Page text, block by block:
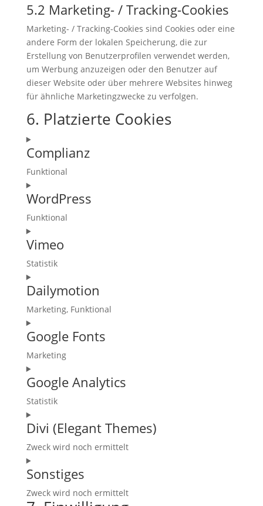
5.2 Marketing- / Tracking-Cookies
Marketing- / Tracking-Cookies sind Cookies oder eine
andere Form der lokalen Speicherung, die zur
Erstellung von Benutzerprofilen verwendet werden,
um Werbung anzuzeigen oder den Benutzer auf
dieser Website oder über mehrere Websites hinweg
für ähnliche Marketingzwecke zu verfolgen.
6. Platzierte Cookies
Complianz
Funktional
Consent
to
service
WordPress
Funktional
Consent
to
service
Vimeo
Statistik
Consent
to
service
Dailymotion
Marketing, Funktional
Consent
to
service
dailymotion
Google Fonts
Marketing
Consent
to
service
fonts
Google Analytics
Statistik
Consent
to
service
analytics
Divi (Elegant Themes)
Zweck wird noch ermittelt
Consent
to
service
divi-
Sonstiges
Zweck wird noch ermittelt